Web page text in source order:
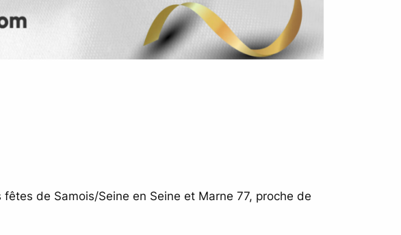
de Samois/Seine en Seine et Marne 77, proche de